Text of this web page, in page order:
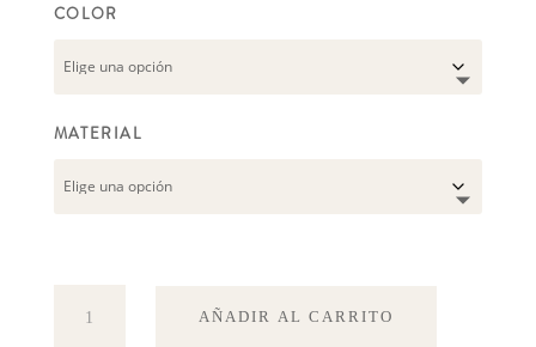
COLOR
MATERIAL
AÑADIR AL CARRITO